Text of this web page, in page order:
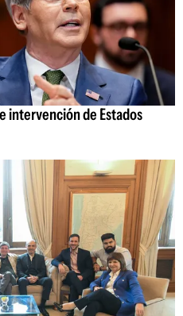
intervención de Estados